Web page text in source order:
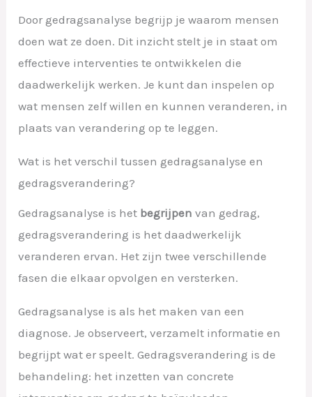
Door gedragsanalyse begrijp je waarom mensen
doen wat ze doen. Dit inzicht stelt je in staat om
effectieve interventies te ontwikkelen die
daadwerkelijk werken. Je kunt dan inspelen op
wat mensen zelf willen en kunnen veranderen, in
plaats van verandering op te leggen.
Wat is het verschil tussen gedragsanalyse en
gedragsverandering?
Gedragsanalyse is het begrijpen van gedrag,
gedragsverandering is het daadwerkelijk
veranderen ervan. Het zijn twee verschillende
fasen die elkaar opvolgen en versterken.
Gedragsanalyse is als het maken van een
diagnose. Je observeert, verzamelt informatie en
begrijpt wat er speelt. Gedragsverandering is de
behandeling: het inzetten van concrete